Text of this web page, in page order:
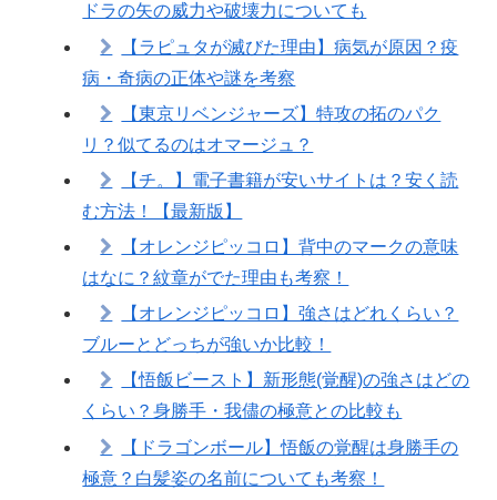
ドラの矢の威力や破壊力についても
【ラピュタが滅びた理由】病気が原因？疫
病・奇病の正体や謎を考察
【東京リベンジャーズ】特攻の拓のパク
リ？似てるのはオマージュ？
【チ。】電子書籍が安いサイトは？安く読
む方法！【最新版】
【オレンジピッコロ】背中のマークの意味
はなに？紋章がでた理由も考察！
【オレンジピッコロ】強さはどれくらい？
ブルーとどっちが強いか比較！
【悟飯ビースト】新形態(覚醒)の強さはどの
くらい？身勝手・我儘の極意との比較も
【ドラゴンボール】悟飯の覚醒は身勝手の
極意？白髪姿の名前についても考察！